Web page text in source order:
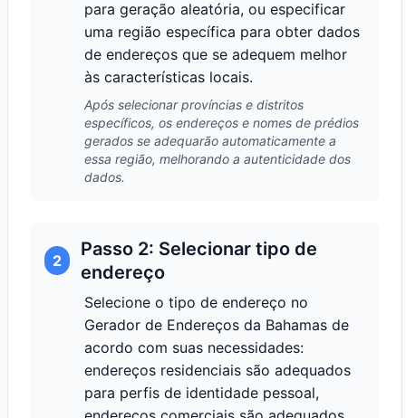
para geração aleatória, ou especificar
uma região específica para obter dados
de endereços que se adequem melhor
às características locais.
Após selecionar províncias e distritos
específicos, os endereços e nomes de prédios
gerados se adequarão automaticamente a
essa região, melhorando a autenticidade dos
dados.
2
Passo 2: Selecionar tipo de
endereço
Selecione o tipo de endereço no
Gerador de Endereços da Bahamas de
acordo com suas necessidades:
endereços residenciais são adequados
para perfis de identidade pessoal,